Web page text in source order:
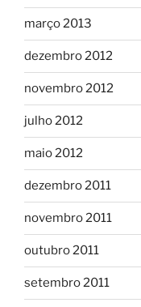
março 2013
dezembro 2012
novembro 2012
julho 2012
maio 2012
dezembro 2011
novembro 2011
outubro 2011
setembro 2011